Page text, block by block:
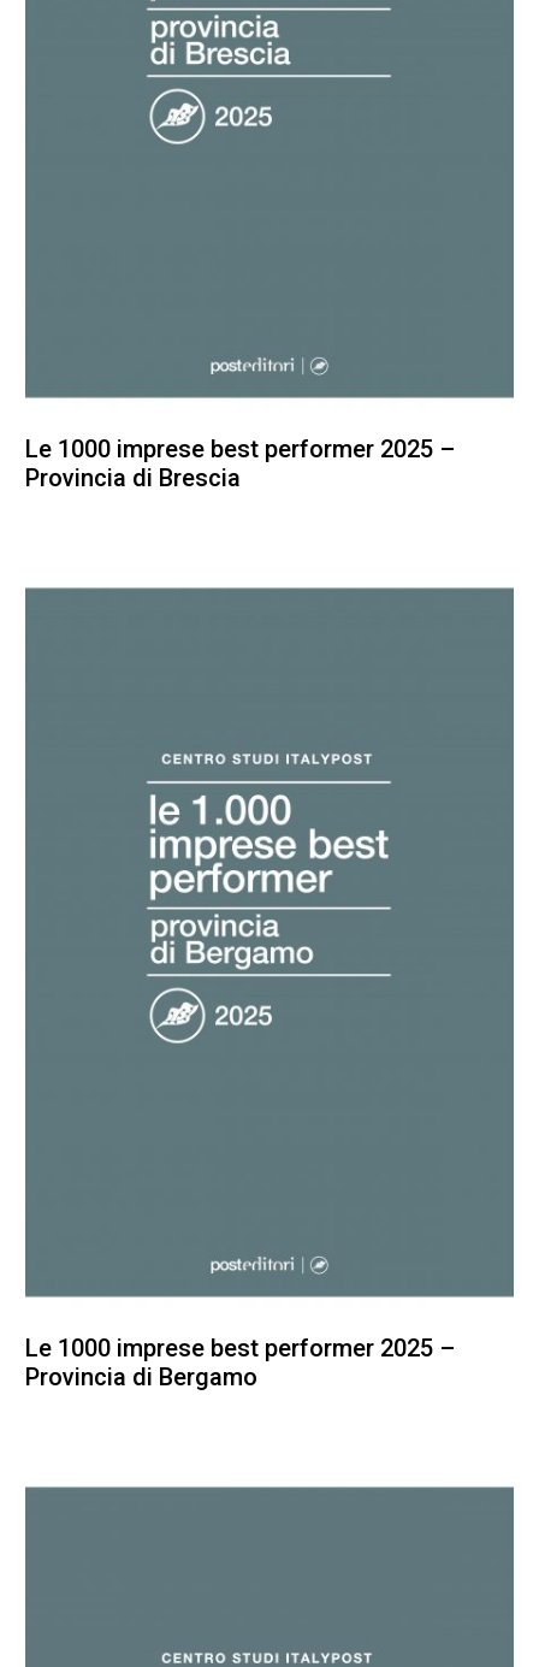
Le 1000 imprese best performer 2025 –
Provincia di Brescia
Le 1000 imprese best performer 2025 –
Provincia di Bergamo